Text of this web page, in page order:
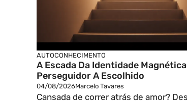
AUTOCONHECIMENTO
A Escada Da Identidade
Perseguidor A Escolhido
04/08/2026Marcelo Tavares
Cansada de correr atrás de amor?